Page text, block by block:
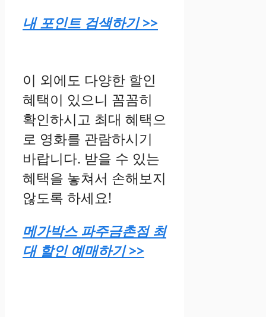
내 포인트 검색하기 >>
이 외에도 다양한 할인
혜택이 있으니 꼼꼼히
확인하시고 최대 혜택으
로 영화를 관람하시기
바랍니다. 받을 수 있는
혜택을 놓쳐서 손해보지
않도록 하세요!
메가박스 파주금촌점 최
대 할인 예매하기 >>